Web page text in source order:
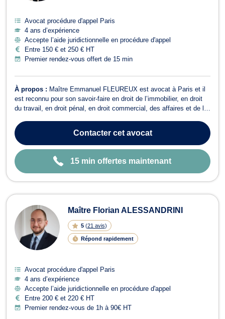
Avocat procédure d'appel Paris
4 ans d’expérience
Accepte l’aide juridictionnelle en procédure d'appel
Entre 150 € et 250 € HT
Premier rendez-vous offert de 15 min
À propos : Maître Emmanuel FLEUREUX est avocat à Paris et il
est reconnu pour son savoir-faire en droit de l’immobilier, en droit
du travail, en droit pénal, en droit commercial, des affaires et de la
dommage corporel. En droit de l’immobilier, Maître Emmanuel
FLEUREUX s...
Contactercet avocat
15 min offertes maintenant
Maître Florian ALESSANDRINI
5 (21 avis)
Répond rapidement
Avocat procédure d'appel Paris
4 ans d’expérience
Accepte l’aide juridictionnelle en procédure d'appel
Entre 200 € et 220 € HT
Premier rendez-vous de 1h à 90€ HT